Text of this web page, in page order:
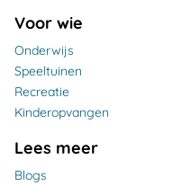
Voor wie
Onderwijs
Speeltuinen
Recreatie
Kinderopvangen
Lees meer
Blogs